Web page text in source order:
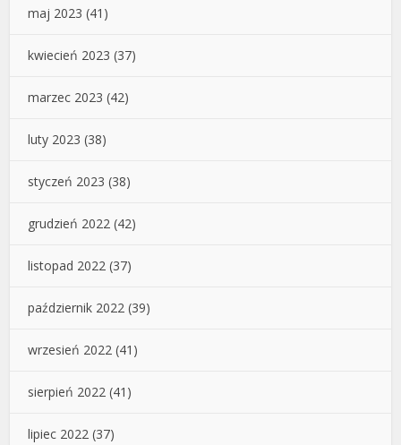
maj 2023 (41)
kwiecień 2023 (37)
marzec 2023 (42)
luty 2023 (38)
styczeń 2023 (38)
grudzień 2022 (42)
listopad 2022 (37)
październik 2022 (39)
wrzesień 2022 (41)
sierpień 2022 (41)
lipiec 2022 (37)